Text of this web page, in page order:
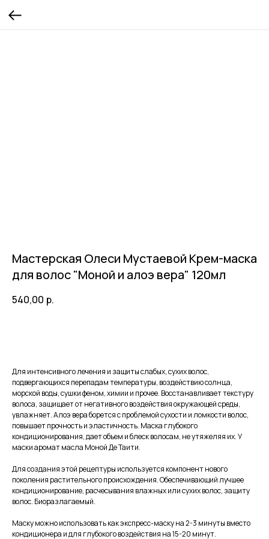
Мастерская Олеси Мустаевой Крем-маска
для волос "Моной и алоэ вера" 120мл
540,00 р.
Для интенсивного лечения и защиты слабых, сухих волос,
подвергающихся перепадам температуры, воздействию солнца,
морской воды, сушки феном, химии и прочее. Восстанавливает текстуру
волоса, защищает от негативного воздействия окружающей среды,
увлажняет. Алоэ вера борется с проблемой сухости и ломкости волос,
повышает прочность и эластичность. Маска глубокого
кондиционирования, дает объем и блеск волосам, не утяжеляя их. У
маски аромат масла Моной Де Таити.
Для создания этой рецептуры используется компонент нового
поколения растительного происхождения. Обеспечивающий лучшее
кондиционирование, расчесывания влажных или сухих волос, защиту
волос. Биоразлагаемый.
Маску можно использовать как экспресс-маску на 2-3 минуты вместо
кондиционера и для глубокого воздействия на 15-20 минут.